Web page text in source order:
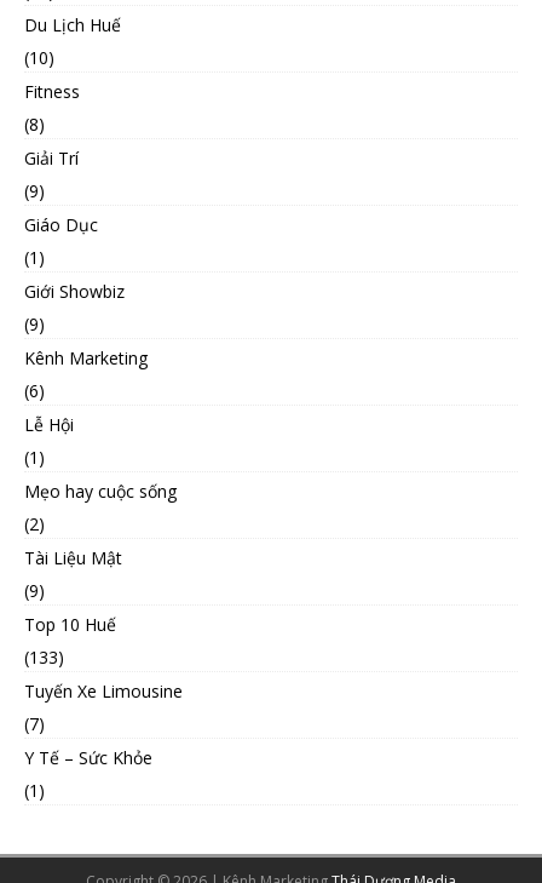
Du Lịch Huế
(10)
Fitness
(8)
Giải Trí
(9)
Giáo Dục
(1)
Giới Showbiz
(9)
Kênh Marketing
(6)
Lễ Hội
(1)
Mẹo hay cuộc sống
(2)
Tài Liệu Mật
(9)
Top 10 Huế
(133)
Tuyến Xe Limousine
(7)
Y Tế – Sức Khỏe
(1)